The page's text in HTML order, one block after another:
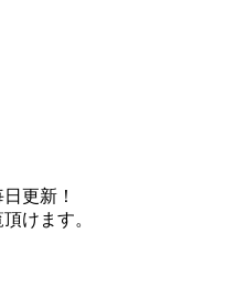
更新！
けます。